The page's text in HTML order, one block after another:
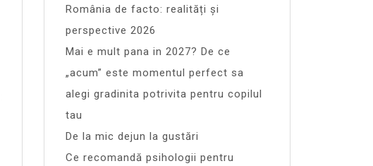
România de facto: realități și
perspective 2026
Mai e mult pana in 2027? De ce
„acum” este momentul perfect sa
alegi gradinita potrivita pentru copilul
tau
De la mic dejun la gustări
Ce recomandă psihologii pentru